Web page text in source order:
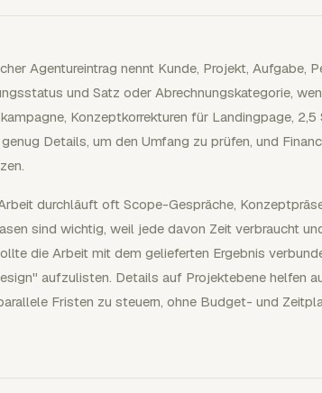
Agentureintrag nennt Kunde, Projekt, Aufgabe,
und Satz oder Abrechnungskategorie,
Konzeptkorrekturen für Landingpage,
Details, um den Umfang zu prüfen, und
durchläuft oft Scope-Gespräche,
sind wichtig, weil jede davon Zeit verbraucht
die Arbeit mit dem gelieferten Ergebnis
aufzulisten. Details auf Projektebene helfen
Fristen zu steuern, ohne Budget- und